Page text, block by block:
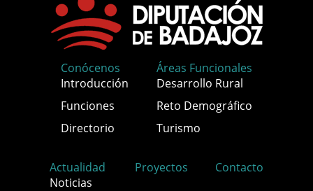
Conócenos
Introducción
Funciones
Directorio
Áreas Funcionales
Desarrollo Rural
Reto Demográfico
Turismo
Actualidad
Noticias
Proyectos Contacto